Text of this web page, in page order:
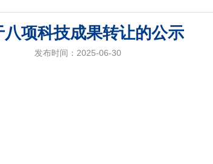
八项科技成果转让的公示
发布时间：2025-06-30